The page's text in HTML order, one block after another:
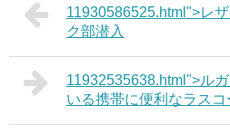
11930586525.html">レ
ク部潜入
11932535638.html">ル
いる携帯に便利なラス